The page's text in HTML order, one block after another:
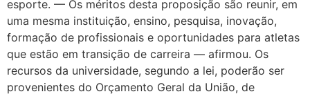
esporte. — Os méritos desta proposição são reunir, em
uma mesma instituição, ensino, pesquisa, inovação,
formação de profissionais e oportunidades para atletas
que estão em transição de carreira — afirmou. Os
recursos da universidade, segundo a lei, poderão ser
provenientes do Orçamento Geral da União, de